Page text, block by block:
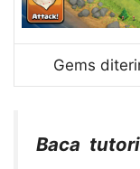
Gems
Baca